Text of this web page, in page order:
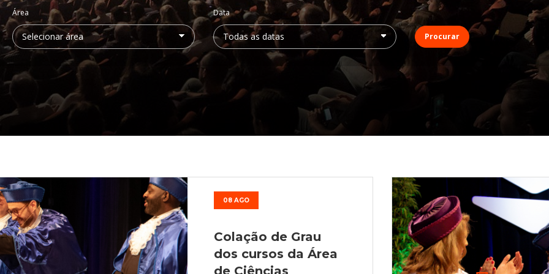
Adolfo
Área Data
Procurar
08 AGO
Colação de Grau
dos cursos da Área
de Ciências